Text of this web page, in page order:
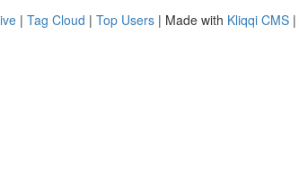
| Tag Cloud | Top Users | Made with Kliqqi CMS |